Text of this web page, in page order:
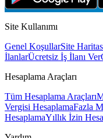
Site Kullanımı
Genel KoşullarSite
İlanlarÜcretsiz İş İlanı Ver
Hesaplama Araçları
Tüm Hesaplama Araçları
Vergisi HesaplamaFazla
HesaplamaYıllık İzin